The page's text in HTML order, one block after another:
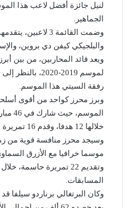
لنيل جائزة أفضل لاعب هذا
الجماهير.
وضمت القائمة 3
والبلجيكي كيفن دي بروين،
ويعد قائد المحاربين، من بين
لموسم 2019-
رفقة السيتي هذا الموسم.
وبرز محرز كواحد من أقوى
خلالها 12 هدفا، وقدم 16 تمريرة حاسمة.
وسيجد محرز منافسة قوية من
المسابقات.
وكان البرتغالي برناردو سيلفا